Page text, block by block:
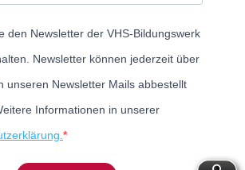
den Newsletter der VHS-Bildungswerk
Newsletter können jederzeit über
unseren Newsletter Mails abbestellt
Informationen in unserer